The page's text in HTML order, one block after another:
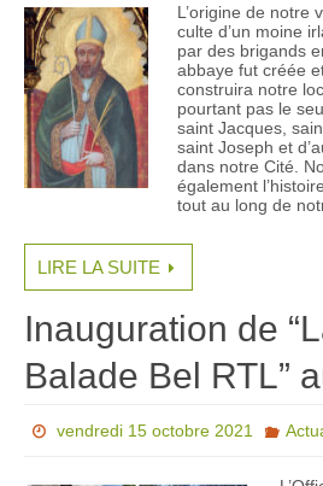
L’origine de notre
culte d’un moine
par des brigands
abbaye fut créée
construira notre
pourtant pas le
saint Jacques,
saint Joseph et
dans notre Cité.
également
tout au long de
LIRE LA SUITE
Inauguration de
Balade Bel RTL”
vendredi 15 octobre 2021